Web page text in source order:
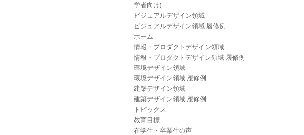
学者向け)
ビジュアルデザイン領域
ビジュアルデザイン領域 履修例
ホーム
情報・プロダクトデザイン領域
情報・プロダクトデザイン領域 履修例
環境デザイン領域
環境デザイン領域 履修例
建築デザイン領域
建築デザイン領域 履修例
トピックス
教育目標
在学生・卒業生の声